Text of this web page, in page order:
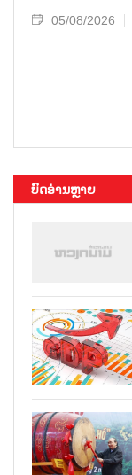
05/08/2026
ບົດອ່ານຫຼາຍ